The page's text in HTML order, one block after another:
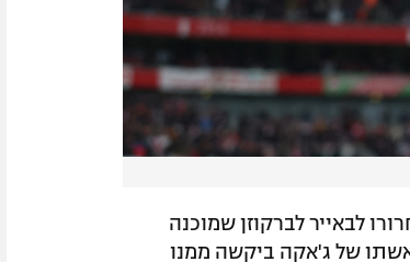
לבאייר לברקוזן שמוכנה
אשתו של ג'אקה ביקשה ממנו